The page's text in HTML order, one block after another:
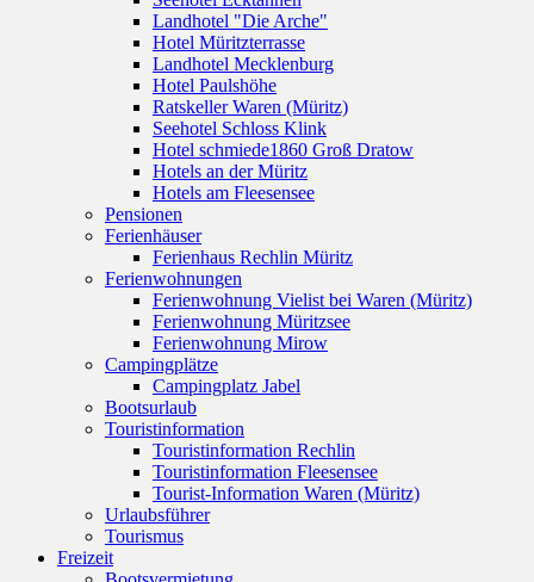
Landhotel "Die Arche"
Hotel Müritzterrasse
Landhotel Mecklenburg
Hotel Paulshöhe
Ratskeller Waren (Müritz)
Seehotel Schloss Klink
Hotel schmiede1860 Groß Dratow
Hotels an der Müritz
Hotels am Fleesensee
Pensionen
Ferienhäuser
Ferienhaus Rechlin Müritz
Ferienwohnungen
Ferienwohnung Vielist bei Waren (Müritz)
Ferienwohnung Müritzsee
Ferienwohnung Mirow
Campingplätze
Campingplatz Jabel
Bootsurlaub
Touristinformation
Touristinformation Rechlin
Touristinformation Fleesensee
Tourist-Information Waren (Müritz)
Urlaubsführer
Tourismus
Freizeit